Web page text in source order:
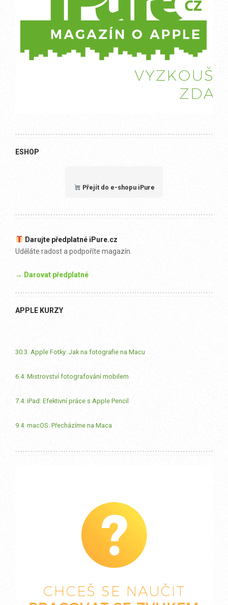
ESHOP
Přejít do e-shopu iPure
Darujte předplatné iPure.cz
Uděláte radost a podpoříte magazín.
→ Darovat předplatné
APPLE KURZY
30.3. Apple Fotky: Jak na fotografie na Macu
6.4. Mistrovství fotografování mobilem
7.4. iPad: Efektivní práce s Apple Pencil
9.4. macOS: Přecházíme na Maca